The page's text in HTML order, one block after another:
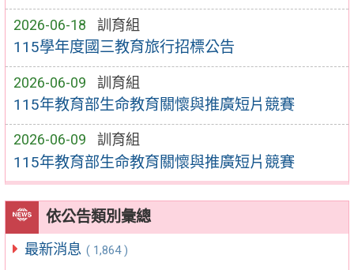
2026-06-18 訓育組
115學年度國三教育旅行招標公告
2026-06-09 訓育組
115年教育部生命教育關懷與推廣短片競賽
2026-06-09 訓育組
115年教育部生命教育關懷與推廣短片競賽
依公告類別彙總
最新消息 ( 1,864 )